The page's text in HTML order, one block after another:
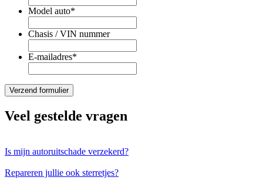
Model auto*
Chasis / VIN nummer
E-mailadres*
Veel gestelde vragen
Is mijn autoruitschade verzekerd?
Repareren jullie ook sterretjes?